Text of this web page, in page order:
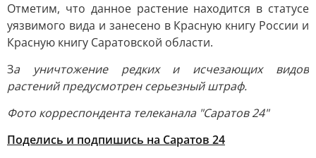
Отметим, что данное растение находится в статусе
уязвимого вида и занесено в Красную книгу России и
Красную книгу Саратовской области.
За уничтожение редких и исчезающих видов
растений предусмотрен серьезный штраф.
Фото корреспондента телеканала "Саратов 24"
Поделись и подпишись на Саратов 24